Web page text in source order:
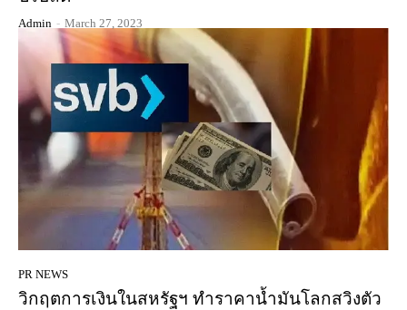
Admin - March 27, 2023
PR NEWS
วิกฤตการเงินในสหรัฐฯ ทำราคาน้ำมันโลกสวิงตัว